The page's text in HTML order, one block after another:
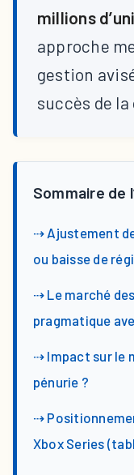
millions
approche
gestion
succès de
Sommaire de
⇢ Ajustement
ou baisse de
⇢ Le marché
pragmatique
⇢ Impact sur le
pénurie ?
⇢
Xbox Series